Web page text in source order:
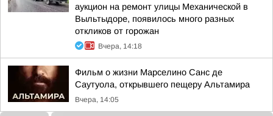
аукцион на ремонт улицы Механической в
Выльтыдоре, появилось много разных
откликов от горожан
Вчера, 14:18
Фильм о жизни Марселино Санс де
Саутуола, открывшего пещеру Альтамира
Вчера, 14:05